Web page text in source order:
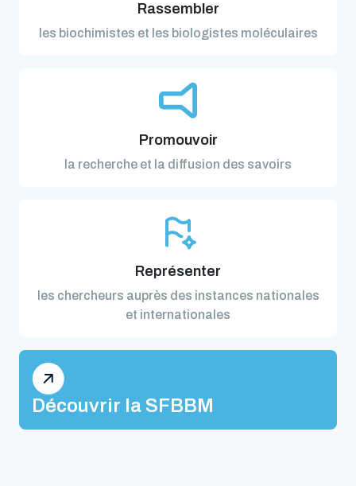
Rassembler
les biochimistes et les biologistes moléculaires
Promouvoir
la recherche et la diffusion des savoirs
Représenter
les chercheurs auprès des instances nationales
et internationales
Découvrir la SFBBM